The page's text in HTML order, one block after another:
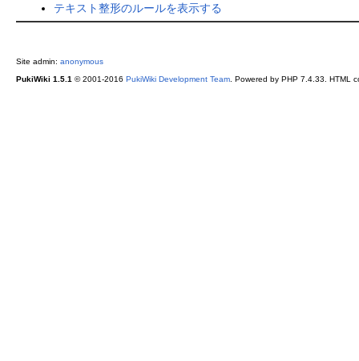
テキスト整形のルールを表示する
Site admin: anonymous
PukiWiki 1.5.1 © 2001-2016 PukiWiki Development Team. Powered by PHP 7.4.33. HTML